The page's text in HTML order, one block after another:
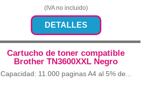
(IVA no incluido)
DETALLES
Cartucho de toner compatible
Brother TN3600XXL Negro
Capacidad: 11.000 paginas A4 al 5% de...